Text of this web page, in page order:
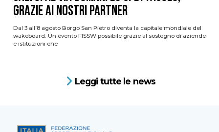
grazie ai nostri Partner
Dal 3 all’8 agosto Borgo San Pietro diventa la capitale mondiale del
wakeboard. Un evento FISSW possibile grazie al sostegno di aziende
e istituzioni che
Leggi tutte le news